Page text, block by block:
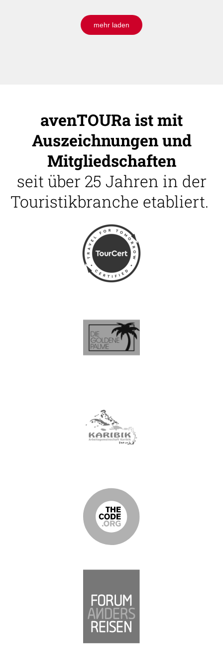
mehr laden
avenTOURa ist mit
Auszeichnungen und
Mitgliedschaften
seit über 25 Jahren in der
Touristikbranche etabliert.